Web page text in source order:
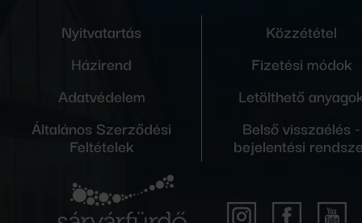
Nyitvatartás
Házirend
Adatvédelem
Általános Szerződési
Feltételek
Közzététel
Fizetési módok
Letölthető
Belső visszaélés -
bejelentési